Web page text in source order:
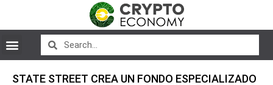
STATE STREET CREA UN FONDO ESPECIALIZADO